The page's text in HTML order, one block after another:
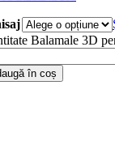
Balamale 3D
în coș